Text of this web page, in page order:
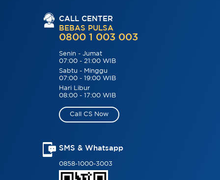
CALL CENTER
BEBAS PULSA
0800 1 003 003
Senin - Jumat
07:00 - 21:00 WIB
Sabtu - Minggu
07:00 - 19:00 WIB
Hari Libur
08:00 - 17:00 WIB
Call CS Now
SMS & Whatsapp
0858-1000-3003